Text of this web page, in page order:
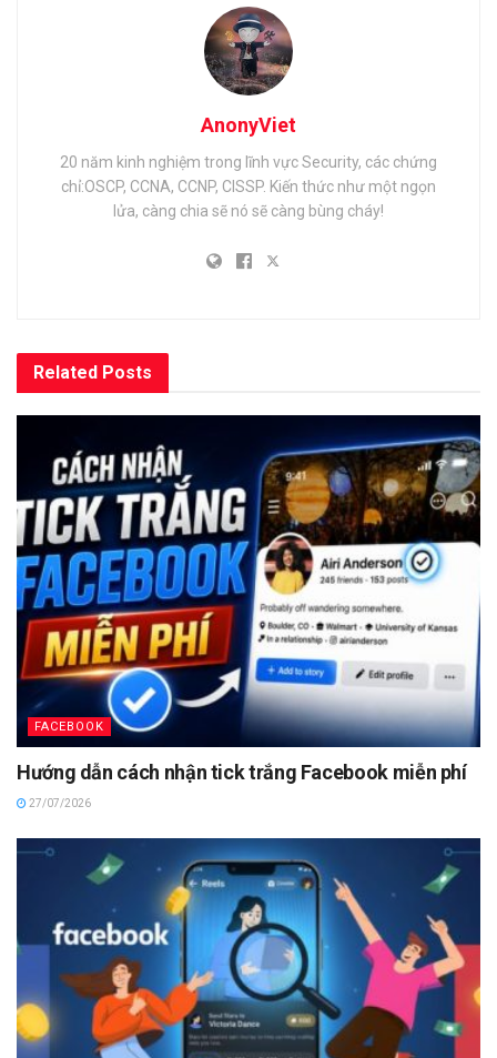
AnonyViet
20 năm kinh nghiệm trong lĩnh vực Security, các chứng
chỉ:OSCP, CCNA, CCNP, CISSP. Kiến thức như một ngọn
lửa, càng chia sẽ nó sẽ càng bùng cháy!
Related Posts
FACEBOOK
Hướng dẫn cách nhận tick trắng Facebook miễn phí
27/07/2026